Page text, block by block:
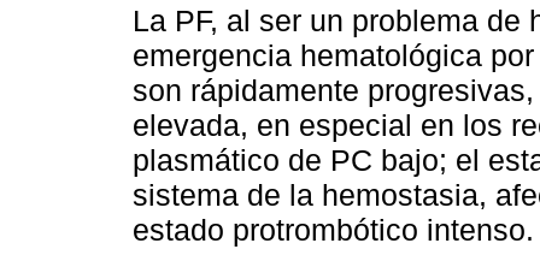
La PF, al ser un problema
emergencia hematológica
son rápidamente
elevada, en especial en los
plasmático de PC bajo; el
sistema de la hemostasia,
estado protrombótico intenso.